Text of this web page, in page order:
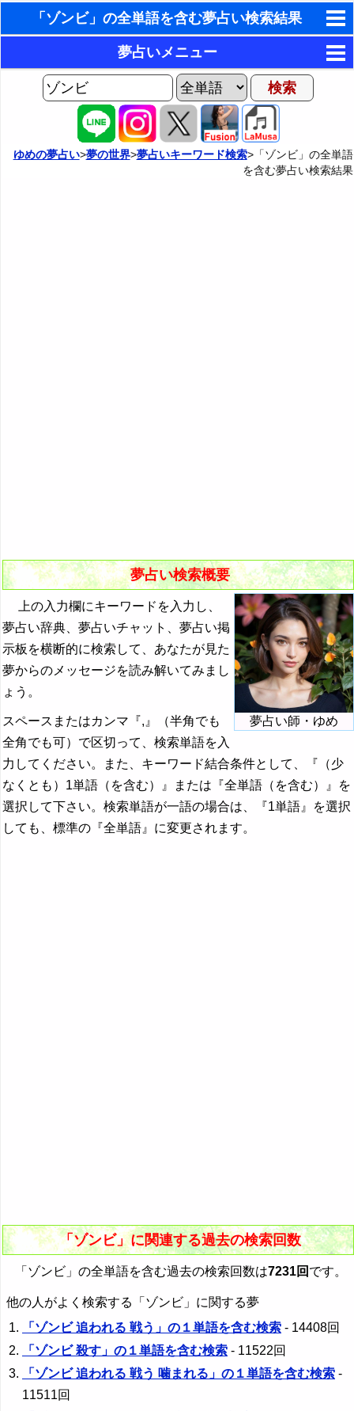
「ゾンビ」の全単語を含む夢占い検索結果
東洋・西洋占星術
ホラリー占星術
手相占いで未来診断
タロットカードで無料占い
夢占いメニュー
AIゆめの夢占いチャット
ヨセフの夢占い
夢占い掲示板
ゆめの夢占い>夢の世界>夢占いキーワード検索>「ゾンビ」の全単語
を含む夢占い検索結果
夢占い検索概要
夢占い師・ゆめ
上の入力欄にキーワードを入力し、
夢占い辞典、夢占いチャット、夢占い掲
示板を横断的に検索して、あなたが見た
夢からのメッセージを読み解いてみまし
ょう。
スペースまたはカンマ『,』（半角でも
全角でも可）で区切って、検索単語を入
力してください。また、キーワード結合条件として、『（少
なくとも）1単語（を含む）』または『全単語（を含む）』を
選択して下さい。検索単語が一語の場合は、『1単語』を選択
しても、標準の『全単語』に変更されます。
「ゾンビ」に関連する過去の検索回数
「ゾンビ」の全単語を含む過去の検索回数は7231回 です。
他の人がよく検索する「ゾンビ」に関する夢
「ゾンビ 追われる 戦う」の１単語を含む検索 - 14408回
「ゾンビ 殺す」の１単語を含む検索 - 11522回
「ゾンビ 追われる 戦う 噛まれる」の１単語を含む検索 -
11511回